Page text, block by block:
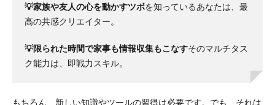
💡家族や友人の心を動かすツボを知っているあなたは、最
高の共感クリエイター。
💡限られた時間で家事も情報収集もこなすそのマルチタス
ク能力は、即戦力スキル。
もちろん、新しい知識やツールの習得は必要です。でも、それは